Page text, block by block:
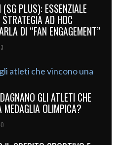
(SG PLUS): ESSENZIALE
STRATEGIA AD HOC
DI “FAN ENGAGEMENT”
GLI ATLETI CHE
MEDAGLIA OLIMPICA?